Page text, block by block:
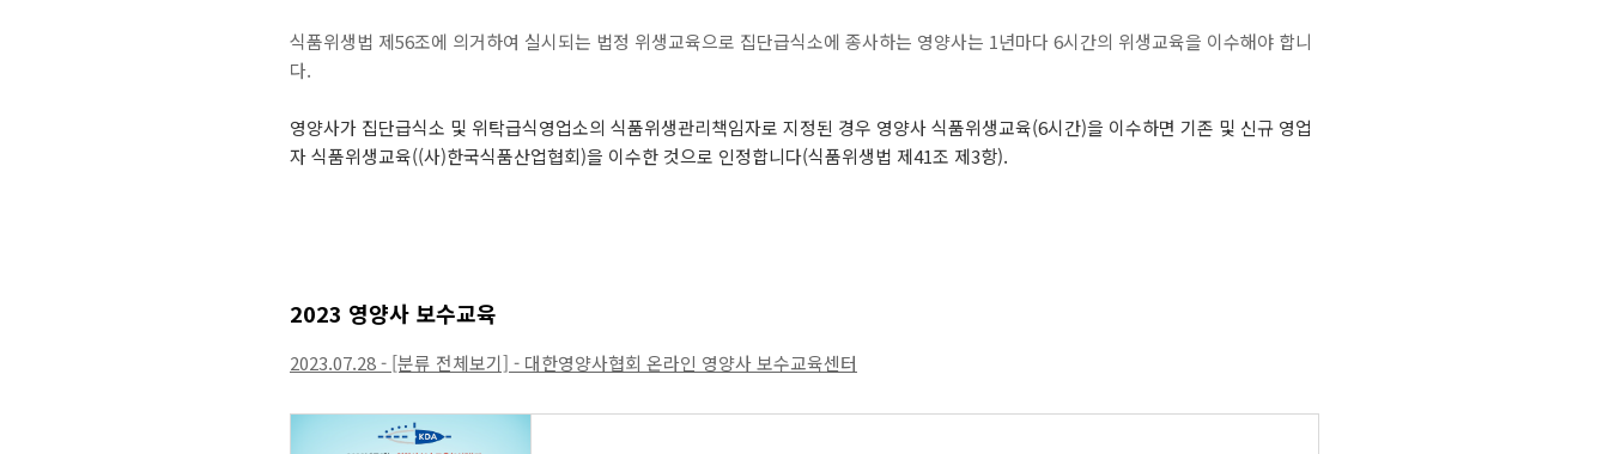
식품위생법 제56조에 의거하여 실시되는 법정 위생교육으로 집단급식소에 종사하는 영양사는 1년마다 6시간의 위생교육을 이수해야 합니
다.
영양사가 집단급식소 및 위탁급식영업소의 식품위생관리책임자로 지정된 경우 영양사 식품위생교육(6시간)을 이수하면 기존 및 신규 영업
자 식품위생교육((사)한국식품산업협회)을 이수한 것으로 인정합니다(식품위생법 제41조 제3항).
2023 영양사 보수교육
2023.07.28 - [분류 전체보기] - 대한영양사협회 온라인 영양사 보수교육센터